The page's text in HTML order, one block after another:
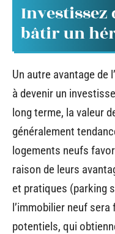
bâtir un
Un autre avantage de
à devenir un
long terme, la valeur
généralement
logements neufs
raison de leurs
et pratiques (parking
l’immobilier neuf
potentiels, qui